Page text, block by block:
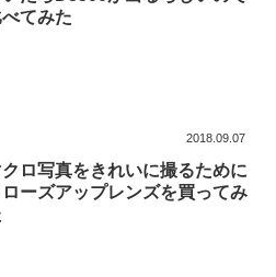
べてみた
2018.09.07
クロ写真をきれいに撮るために
ローズアップレンズを買ってみ